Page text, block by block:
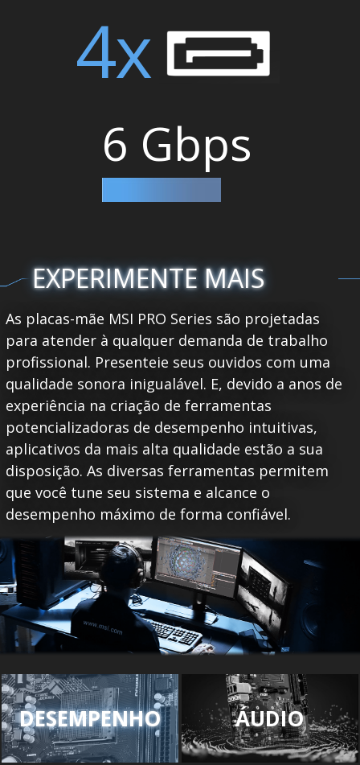
4x
6 Gbps
EXPERIMENTE MAIS
As placas-mãe MSI PRO Series são projetadas
para atender à qualquer demanda de trabalho
profissional. Presenteie seus ouvidos com uma
qualidade sonora inigualável. E, devido a anos de
experiência na criação de ferramentas
potencializadoras de desempenho intuitivas,
aplicativos da mais alta qualidade estão a sua
disposição. As diversas ferramentas permitem
que você tune seu sistema e alcance o
desempenho máximo de forma confiável.
DESEMPENHO ÁUDIO